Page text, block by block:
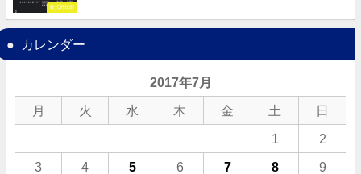
硬式野球部
カレンダー
2017年7月
月 火 水 木 金 土 日
1 2
3 4 5 6 7 8 9